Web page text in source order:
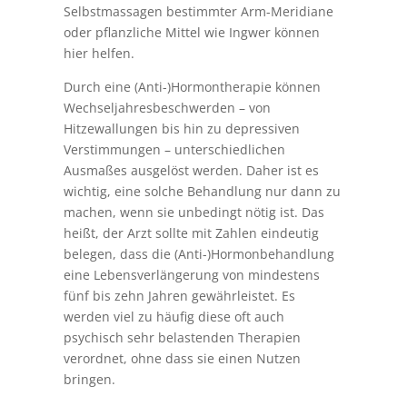
Selbstmassagen bestimmter Arm-Meridiane
oder pflanzliche Mittel wie Ingwer können
hier helfen.
Durch eine (Anti-)Hormontherapie können
Wechseljahresbeschwerden – von
Hitzewallungen bis hin zu depressiven
Verstimmungen – unterschiedlichen
Ausmaßes ausgelöst werden. Daher ist es
wichtig, eine solche Behandlung nur dann zu
machen, wenn sie unbedingt nötig ist. Das
heißt, der Arzt sollte mit Zahlen eindeutig
belegen, dass die (Anti-)Hormonbehandlung
eine Lebensverlängerung von mindestens
fünf bis zehn Jahren gewährleistet. Es
werden viel zu häufig diese oft auch
psychisch sehr belastenden Therapien
verordnet, ohne dass sie einen Nutzen
bringen.